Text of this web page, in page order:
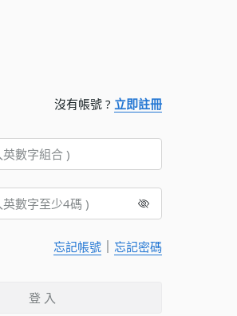
沒有帳號 ? 立即註冊
忘記帳號 忘記密碼
登 入